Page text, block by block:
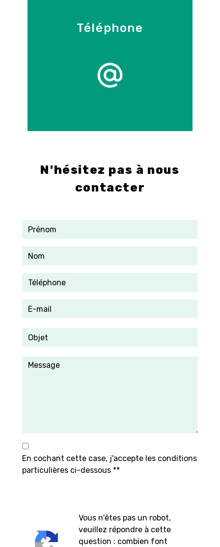
Téléphone
N'hésitez pas à nous
contacter
En cochant cette case, j'accepte les conditions
particulières ci-dessous **
Vous n'êtes pas un robot,
veuillez répondre à cette
question : combien font